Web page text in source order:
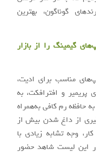
گوناگون، بهترین
گیمینگ را از بازار
مناسب برای ادیت،
پریمیر و افترافکت، به
حافظه رم کافی به‌همراه
از داغ شدن بیش از
وجه تشابه زیادی با
این لیست شاهد حضور